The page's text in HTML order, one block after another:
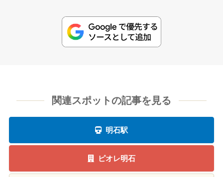
関連スポットの記事を見る
明石駅
ピオレ明石